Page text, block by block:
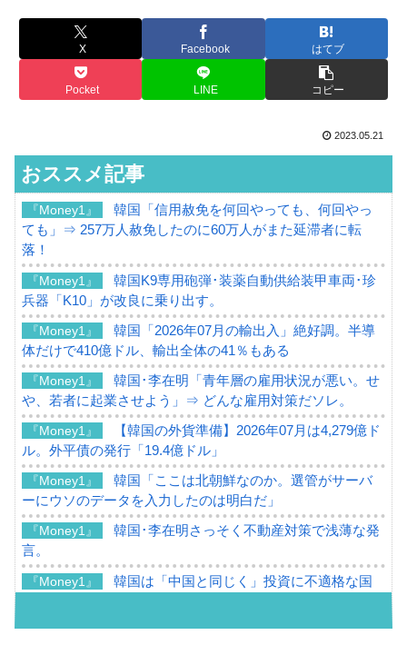
X Facebook はてブ
Pocket LINE コピー
2023.05.21
おススメ記事
『Money1』
韓国「信用赦免を何回やっても、何回やっ
ても」⇒ 257万人赦免したのに60万人がまた延滞者に転
落！
『Money1』
韓国K9専用砲弾･装薬自動供給装甲車両･珍
兵器「K10」が改良に乗り出す。
『Money1』
韓国「2026年07月の輸出入」絶好調。半導
体だけで410億ドル、輸出全体の41％もある
『Money1』
韓国･李在明「青年層の雇用状況が悪い。せ
や、若者に起業させよう」⇒ どんな雇用対策だソレ。
『Money1』
【韓国の外貨準備】2026年07月は4,279億ド
ル。外平債の発行「19.4億ドル」
『Money1』
韓国「ここは北朝鮮なのか。選管がサーバ
ーにウソのデータを入力したのは明白だ」
『Money1』
韓国･李在明さっそく不動産対策で浅薄な発
言。
『Money1』
韓国は「中国と同じく」投資に不適格な国
『Money1』
『韓国銀行』が「金の保有量を増やしま